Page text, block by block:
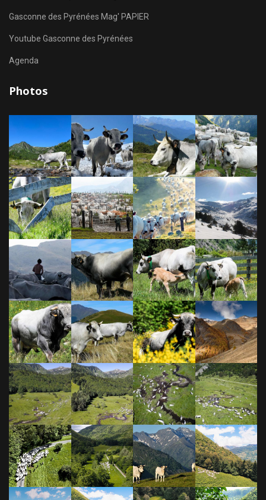
Gasconne des Pyrénées Mag' PAPIER
Youtube Gasconne des Pyrénées
Agenda
Photos